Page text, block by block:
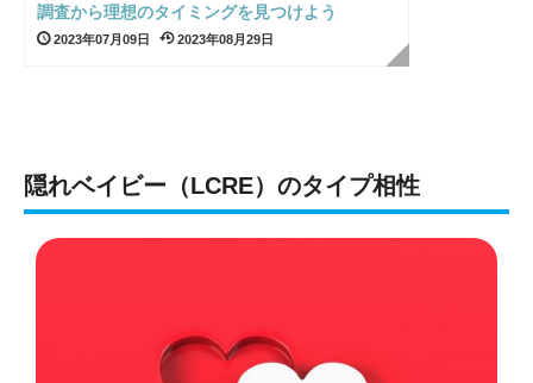
調査から理想のタイミングを見つけよう
2023年07月09日 2023年08月29日
隠れベイビー（LCRE）のタイプ相性